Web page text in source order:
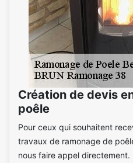
Création de devis
poêle
Pour ceux qui souhaitent
travaux de ramonage de
nous faire appel